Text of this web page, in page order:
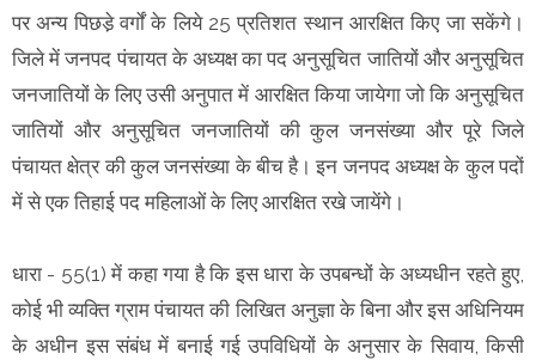
पर अन्य पिछडे़ वर्गों के लिये 25 प्रतिशत स्थान आरक्षित किए जा सकेंगे।
जिले में जनपद पंचायत के अध्यक्ष का पद अनुसूचित जातियों और अनुसूचित
जनजातियों के लिए उसी अनुपात में आरक्षित किया जायेगा जो कि अनुसूचित
जातियों और अनुसूचित जनजातियों की कुल जनसंख्या और पूरे जिले
पंचायत क्षेत्र की कुल जनसंख्या के बीच है। इन जनपद अध्यक्ष के कुल पदों
में से एक तिहाई पद महिलाओं के लिए आरक्षित रखे जायेंगे।
धारा - 55(1) में कहा गया है कि इस धारा के उपबन्धों के अध्यधीन रहते हुए,
कोई भी व्यक्ति ग्राम पंचायत की लिखित अनुज्ञा के बिना और इस अधिनियम
के अधीन इस संबंध में बनाई गई उपविधियों के अनुसार के सिवाय, किसी